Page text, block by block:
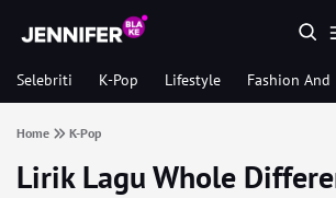
Selebriti K-Pop Lifestyle Fashion And
Home K-Pop
Lirik Lagu Whole